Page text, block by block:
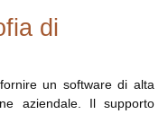
di
un software di alta
aziendale. Il supporto